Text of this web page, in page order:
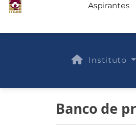
Aspirantes
Instituto
Banco de